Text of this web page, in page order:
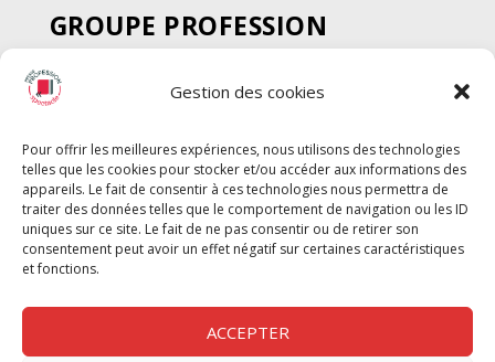
Gestion des cookies
Pour offrir les meilleures expériences, nous utilisons des technologies
telles que les cookies pour stocker et/ou accéder aux informations des
appareils. Le fait de consentir à ces technologies nous permettra de
traiter des données telles que le comportement de navigation ou les ID
uniques sur ce site. Le fait de ne pas consentir ou de retirer son
consentement peut avoir un effet négatif sur certaines caractéristiques
et fonctions.
ACCEPTER
GROUPE PROFESSION
SPECTACLE
Chèque Intermittents
Chèque Compta
Chèque Emploi Spectacle
G-Pods
Profession Audio-visuel